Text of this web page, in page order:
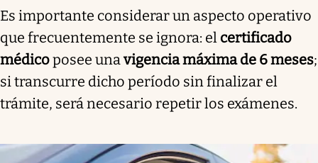
Es importante considerar un aspecto operativo
que frecuentemente se ignora: el certificado
médicoposee unavigencia máxima de 6 meses;
si transcurre dicho período sin finalizar el
trámite, será necesario repetir los exámenes.